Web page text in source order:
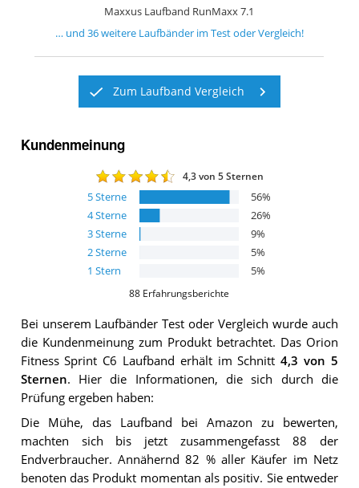
Maxxus Laufband RunMaxx 7.1
… und 36weitere Laufbänderim Test oder Vergleich!
Zum Laufband Vergleich
Kundenmeinung
4,3von 5 Sternen
5Sterne 56%
4Sterne 26%
3Sterne 9%
2Sterne 5%
1 Stern 5%
88 Erfahrungsberichte
Bei unserem Laufbänder Test oder Vergleich wurde auch
die Kundenmeinung zum Produkt betrachtet. Das Orion
Fitness Sprint C6 Laufband erhält im Schnitt4,3 von 5
Sternen. Hier die Informationen, die sich durch die
Prüfung ergeben haben:
Die Mühe, das Laufband bei Amazon zu bewerten,
machten sich bis jetzt zusammengefasst 88 der
Endverbraucher. Annähernd 82 % aller Käufer im Netz
benoten das Produkt momentan als positiv. Sie entweder